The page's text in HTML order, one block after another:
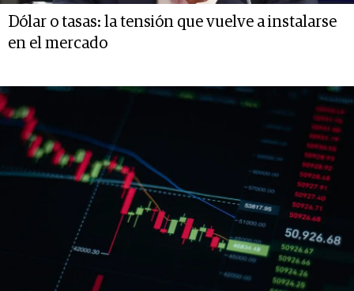
Dólar o tasas: la tensión que vuelve a instalarse
en el mercado